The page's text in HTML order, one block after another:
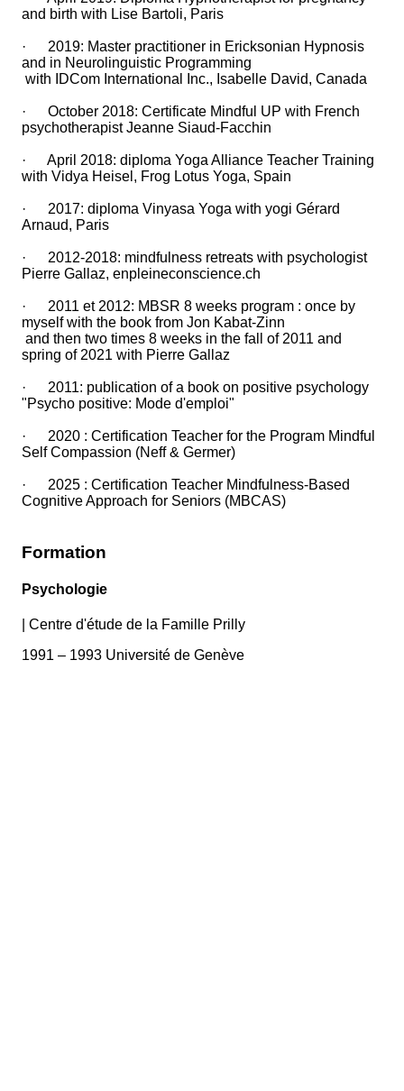
and birth with Lise Bartoli, Paris
· 2019: Master practitioner in Ericksonian Hypnosis
and in Neurolinguistic Programming
with IDCom International Inc., Isabelle David, Canada
· October 2018: Certificate Mindful UP with French
psychotherapist Jeanne Siaud-Facchin
· April 2018: diploma Yoga Alliance Teacher Training
with Vidya Heisel, Frog Lotus Yoga, Spain
· 2017: diploma Vinyasa Yoga with yogi Gérard
Arnaud, Paris
· 2012-2018: mindfulness retreats with psychologist
Pierre Gallaz, enpleineconscience.ch
· 2011 et 2012: MBSR 8 weeks program : once by
myself with the book from Jon Kabat-Zinn
and then two times 8 weeks in the fall of 2011 and
spring of 2021 with Pierre Gallaz
· 2011: publication of a book on positive psychology
"Psycho positive: Mode d'emploi"
· 2020 : Certification Teacher for the Program Mindful
Self Compassion (Neff & Germer)
· 2025 : Certification Teacher Mindfulness-Based
Cognitive Approach for Seniors (MBCAS)
Formation
Psychologie
Centre d'étude de la Famille Prilly
1991 – 1993 Université de Genève